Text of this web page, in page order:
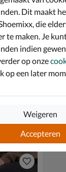
Dr.
€
239,99
Dit maakt
die
te maken. Je
indien
op onze
op een later
Accepteren
Weigeren